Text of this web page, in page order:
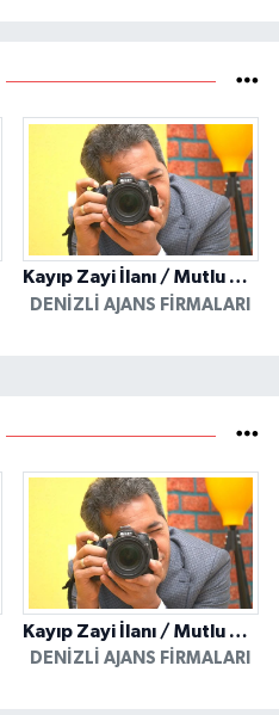
Kayıp Zayi İlanı / Mutlu Ajans / Denizli
DENIZLI AJANS FIRMALARI
Kayıp Zayi İlanı / Mutlu Ajans / Denizli
DENIZLI AJANS FIRMALARI